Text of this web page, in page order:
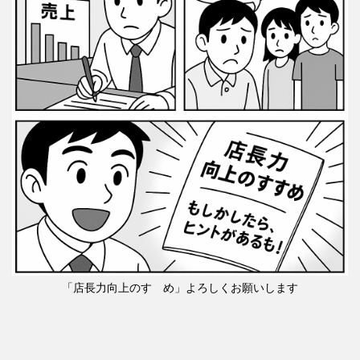
「店長力向上のすゝめ」よろしくお願いします